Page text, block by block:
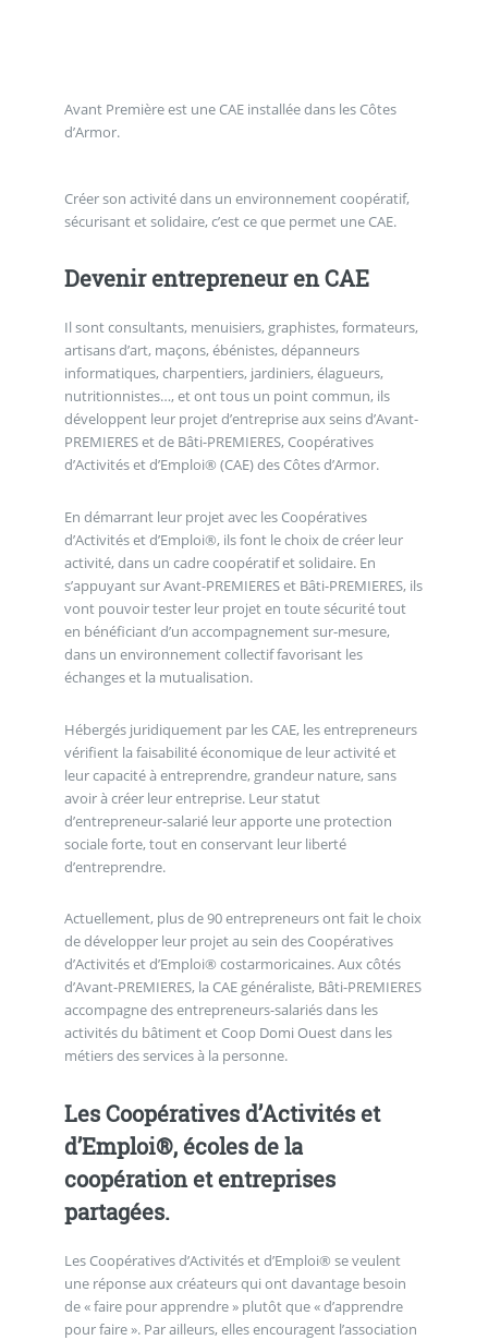
Avant Première est une CAE installée dans les Côtes
d’Armor.
Créer son activité dans un environnement coopératif,
sécurisant et solidaire, c’est ce que permet une CAE.
Devenir entrepreneur en CAE
Il sont consultants, menuisiers, graphistes, formateurs,
artisans d’art, maçons, ébénistes, dépanneurs
informatiques, charpentiers, jardiniers, élagueurs,
nutritionnistes…, et ont tous un point commun, ils
développent leur projet d’entreprise aux seins d’Avant-
PREMIERES et de Bâti-PREMIERES, Coopératives
d’Activités et d’Emploi® (CAE) des Côtes d’Armor.
En démarrant leur projet avec les Coopératives
d’Activités et d’Emploi®, ils font le choix de créer leur
activité, dans un cadre coopératif et solidaire. En
s’appuyant sur Avant-PREMIERES et Bâti-PREMIERES, ils
vont pouvoir tester leur projet en toute sécurité tout
en bénéficiant d’un accompagnement sur-mesure,
dans un environnement collectif favorisant les
échanges et la mutualisation.
Hébergés juridiquement par les CAE, les entrepreneurs
vérifient la faisabilité économique de leur activité et
leur capacité à entreprendre, grandeur nature, sans
avoir à créer leur entreprise. Leur statut
d’entrepreneur-salarié leur apporte une protection
sociale forte, tout en conservant leur liberté
d’entreprendre.
Actuellement, plus de 90 entrepreneurs ont fait le choix
de développer leur projet au sein des Coopératives
d’Activités et d’Emploi® costarmoricaines. Aux côtés
d’Avant-PREMIERES, la CAE généraliste, Bâti-PREMIERES
accompagne des entrepreneurs-salariés dans les
activités du bâtiment et Coop Domi Ouest dans les
métiers des services à la personne.
Les Coopératives d’Activités et
d’Emploi®, écoles de la
coopération et entreprises
partagées.
Les Coopératives d’Activités et d’Emploi® se veulent
une réponse aux créateurs qui ont davantage besoin
de « faire pour apprendre » plutôt que « d’apprendre
pour faire ». Par ailleurs, elles encouragent l’association